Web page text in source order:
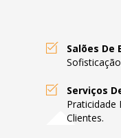
Salões De
Serviços
Praticidade
Clientes.